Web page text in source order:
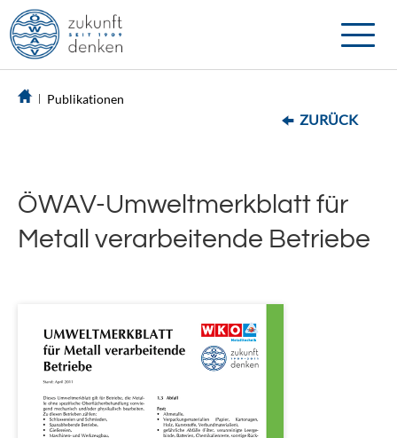
Toggle
Publikationen
ZURÜCK
ÖWAV-Umweltmerkblatt für
Metall verarbeitende Betriebe